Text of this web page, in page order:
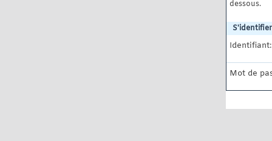
dessous.
S'identifier
Identifiant:
Mot de